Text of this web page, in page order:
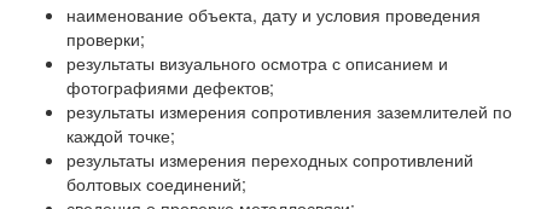
наименование объекта, дату и условия проведения
проверки;
результаты визуального осмотра с описанием и
фотографиями дефектов;
результаты измерения сопротивления заземлителей по
каждой точке;
результаты измерения переходных сопротивлений
болтовых соединений;